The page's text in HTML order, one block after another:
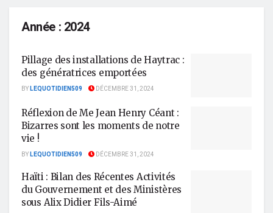
Année : 2024
Pillage des installations de Haytrac :
des génératrices emportées
BYLEQUOTIDIEN509 DÉCEMBRE 31, 2024
Réflexion de Me Jean Henry Céant :
Bizarres sont les moments de notre
vie !
BYLEQUOTIDIEN509 DÉCEMBRE 31, 2024
Haïti : Bilan des Récentes Activités
du Gouvernement et des Ministères
sous Alix Didier Fils-Aimé